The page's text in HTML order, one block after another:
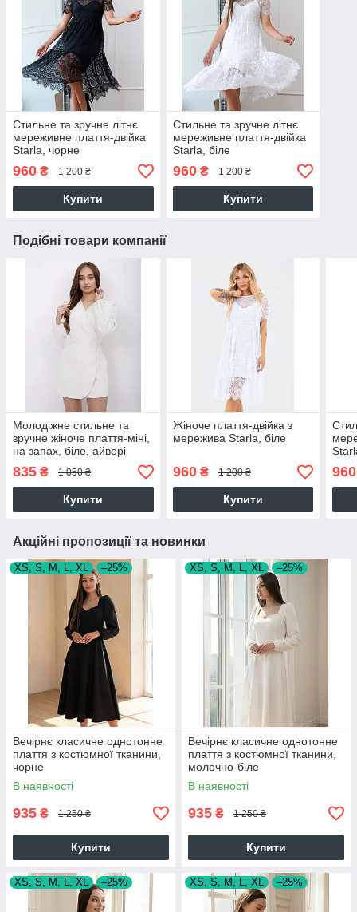
Стильне та зручне літнє
мереживне плаття-двійка
Starla, чорне
960 ₴ 1 200 ₴
Купити
Стильне та зручне літнє
мереживне плаття-двійка
Starla, біле
960₴ 1 200 ₴
Купити
Подібні товари компанії
Молодіжне стильне та
зручне жіноче плаття-міні,
на запах, біле, айворі
835 ₴ 1 050 ₴
Купити
Жіноче плаття-двійка з
мережива Starla, біле
960₴ 1 200 ₴
Купити
960
Акційні пропозиції та новинки
XS, S, M, L, XL –25%
Вечірнє класичне однотонне
плаття з костюмної тканини,
чорне
В наявності
935 ₴ 1 250 ₴
Купити
XS, S, M, L, XL –25%
Вечірнє класичне однотонне
плаття з костюмної тканини,
молочно-біле
В наявності
935 ₴ 1 250 ₴
Купити
XS, S, M, L, XL –25% XS, S, M, L, XL –25%